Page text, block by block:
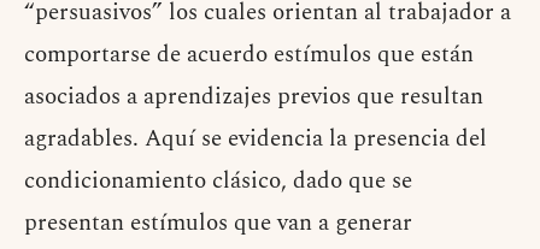
“persuasivos” los cuales orientan al trabajador a
comportarse de acuerdo estímulos que están
asociados a aprendizajes previos que resultan
agradables. Aquí se evidencia la presencia del
condicionamiento clásico, dado que se
presentan estímulos que van a generar